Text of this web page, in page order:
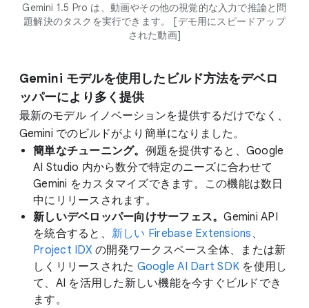
Gemini 1.5 Pro は、動画やその他の視覚的な入力で推論と問
題解決のタスクを実行できます。 [デモ用にスピードアップ
された動画]
Gemini モデルを使用したビルド方法をデベロ
ッパーにより多く提供
最新のモデル イノベーションを提供するだけでなく、
Gemini でのビルドがより簡単になりました。
簡単なチューニング。 例題を提供すると、Google
AI Studio 内から数分で特定のニーズに合わせて
Gemini をカスタマイズできます。この機能は数日
中にリリースされます。
新しいデベロッパー向けサーフェス。Gemini API
を統合すると、 新しい Firebase Extensions 、
Project IDXの開発ワークスペース全体、または新
しくリリースされた Google AI Dart SDK を使用し
て、AI を活用した新しい機能を今すぐビルドでき
ます。